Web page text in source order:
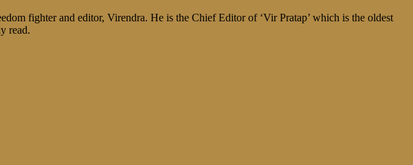
fighter and editor, Virendra. He is the Chief Editor of ‘Vir Pratap’ which is the oldest
read.